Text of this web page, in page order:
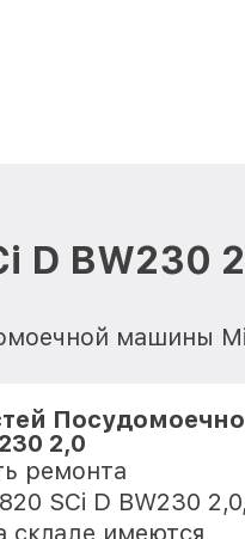
D BW230
машины
2,0
ремонта
SCi D BW230
складе имеются